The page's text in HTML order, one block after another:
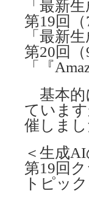
「最新
第19回（
「最新
第20回（
「『
基本的
ていま
催しまし
＜生成
第19回
トピッ